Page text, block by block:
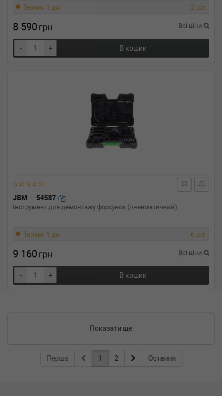
Термін 1 дн. 2 шт.
8 590 грн Всі ціни
- + В кошик
JBM 54587
Інструмент для демонтажу форсунок (пневматичний)
Термін 1 дн. 6 шт.
9 160 грн Всі ціни
- + В кошик
Показати ще
Перша 1 2 Остання